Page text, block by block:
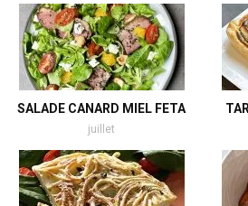
SALADE CANARD MIEL FETA
juillet